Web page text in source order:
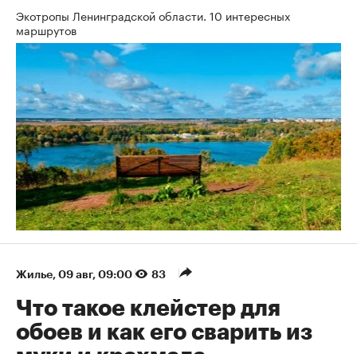
Экотропы Ленинградской области. 10 интересных
маршрутов
Жилье⁠, 09 авг, 09:00 83
Что такое клейстер для
обоев и как его сварить из